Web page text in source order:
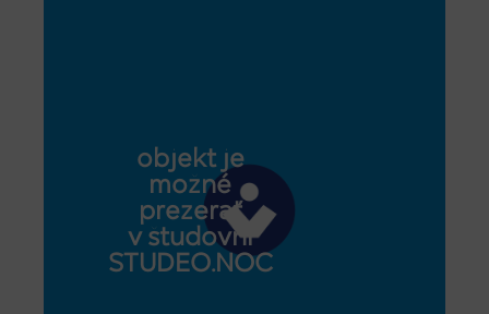
objekt je
možné
prezerať
v študovni
STUDEO.NOC